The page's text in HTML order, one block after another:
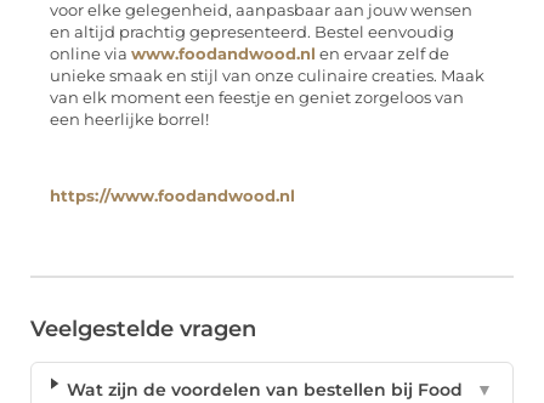
voor elke gelegenheid, aanpasbaar aan jouw wensen
en altijd prachtig gepresenteerd. Bestel eenvoudig
online via www.foodandwood.nl en ervaar zelf de
unieke smaak en stijl van onze culinaire creaties. Maak
van elk moment een feestje en geniet zorgeloos van
een heerlijke borrel!
https://www.foodandwood.nl
Veelgestelde vragen
Wat zijn de voordelen van bestellen bij Food
▼